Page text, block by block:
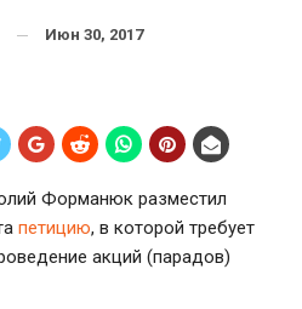
Июн 30, 2017
Форманюк разместил
петицию, в которой требует
акций (парадов)